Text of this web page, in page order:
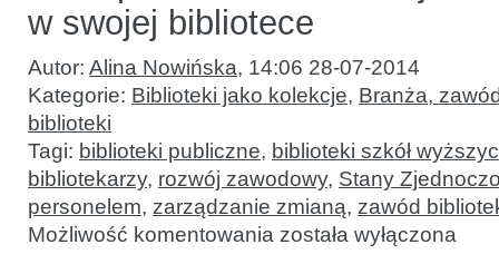
w swojej bibliotece
Autor: Alina Nowińska, 14:06 28-07-2014
Kategorie: Biblioteki jako kolekcje, Branża,
biblioteki
Tagi: biblioteki publiczne, biblioteki szkół
bibliotekarzy, rozwój zawodowy, Stany
personelem, zarządzanie zmianą, zawód
Możliwość komentowania Jak
wprowadzać
została wyłączona